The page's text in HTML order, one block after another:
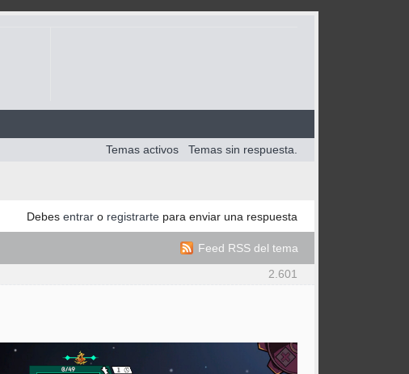
Temas activos Temas sin respuesta.
Debes entrar o registrarte para enviar una respuesta
Feed RSS del tema
2.601